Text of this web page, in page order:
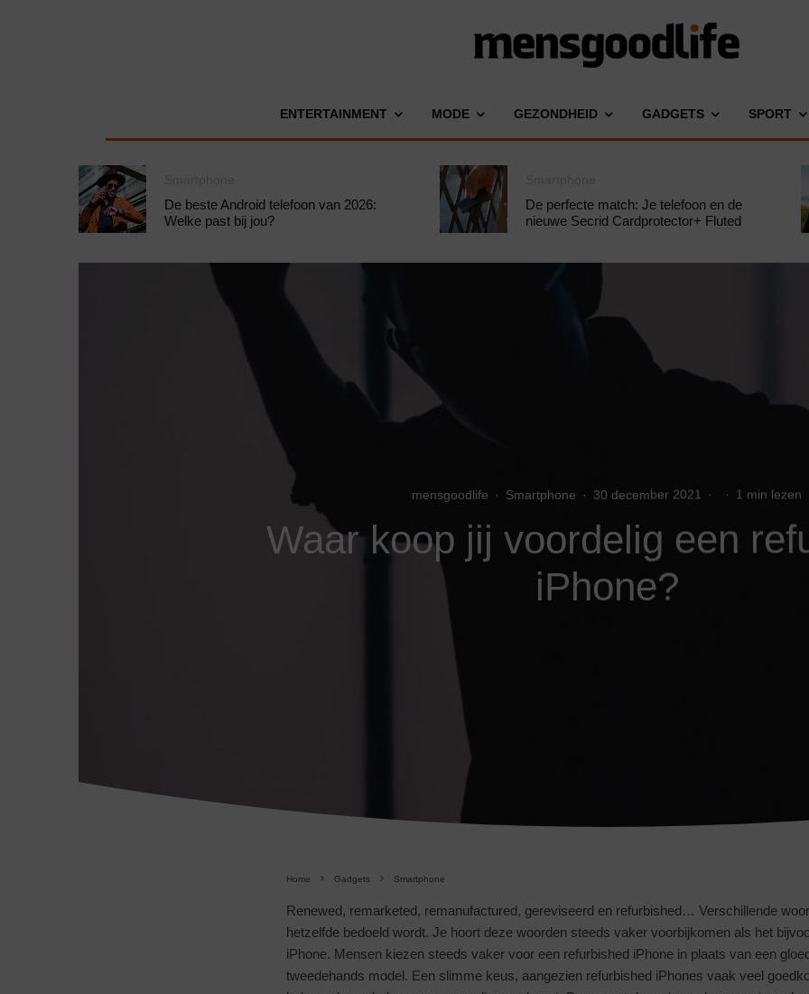
ENTERTAINMENT MODE GEZONDHEID GADGETS SPORT
De beste Android telefoon van 2026:
Welke past bij jou?
De perfecte match: Je telefoon en de
nieuwe Secrid Cardprotector+ Fluted
mensgoodlife · Smartphone · 30 december 2021 · · 1 min lezen
Waar koop jij voordelig een
iPhone?
Home Gadgets Smartphone
Renewed, remarketed, remanufactured, gereviseerd en refurbished… Verschillende
hetzelfde bedoeld wordt. Je hoort deze woorden steeds vaker voorbijkomen als het
iPhone. Mensen kiezen steeds vaker voor een refurbished iPhone in plaats van een
tweedehands model. Een slimme keus, aangezien refurbished iPhones vaak veel